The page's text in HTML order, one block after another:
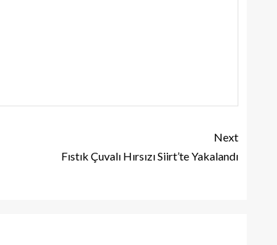
Next
Fıstık Çuvalı Hırsızı Siirt’te Yakalandı